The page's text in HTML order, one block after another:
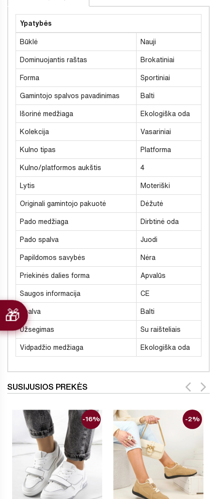
Ypatybės
Būklė Nauji
Dominuojantis raštas Brokatiniai
Forma Sportiniai
Gamintojo spalvos pavadinimas Balti
Išorinė medžiaga Ekologiška oda
Kolekcija Vasariniai
Kulno tipas Platforma
Kulno/platformos aukštis 4
Lytis Moteriški
Originali gamintojo pakuotė Dėžutė
Pado medžiaga Dirbtinė oda
Pado spalva Juodi
Papildomos savybės Nėra
Priekinės dalies forma Apvalūs
Saugos informacija CE
Spalva Balti
Užsegimas Su raišteliais
Vidpadžio medžiaga Ekologiška oda
SUSIJUSIOS PREKĖS
-16% -2%